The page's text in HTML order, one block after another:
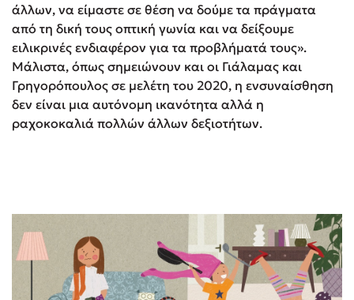
άλλων, να είμαστε σε θέση να δούμε τα πράγματα
από τη δική τους οπτική γωνία και να δείξουμε
ειλικρινές ενδιαφέρον για τα προβλήματά τους».
Μάλιστα, όπως σημειώνουν και οι Γιάλαμας και
Γρηγορόπουλος σε μελέτη του 2020, η ενσυναίσθηση
δεν είναι μια αυτόνομη ικανότητα αλλά η
ραχοκοκαλιά πολλών άλλων δεξιοτήτων.